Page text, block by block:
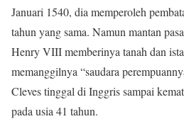
Januari 1540, dia memperoleh
tahun yang sama. Namun mantan
Henry VIII memberinya tanah dan
memanggilnya “saudara
Cleves tinggal di Inggris sampai
pada usia 41 tahun.